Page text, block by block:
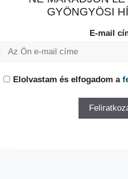
GYÖNGYÖSI
E-mail
Elolvastam és elfogadom a